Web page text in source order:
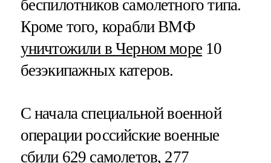
беспилотников самолетного типа.
Кроме того, корабли ВМФ
уничтожили в Черном море 10
безэкипажных катеров.
С начала специальной военной
операции российские военные
сбили 629 самолетов, 277